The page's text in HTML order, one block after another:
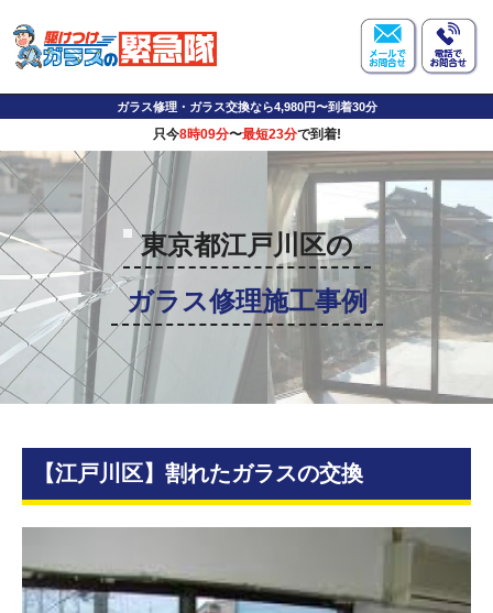
ガラス修理・ガラス交換なら4,980円〜到着30分
只今8時09分〜最短23分で到着!
東京都江戸川区の
ガラス修理施工事例
【江戸川区】割れたガラスの交換